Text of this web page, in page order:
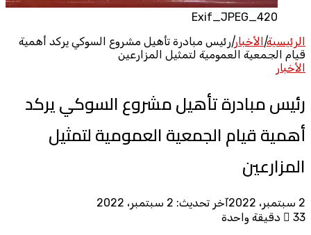
Exif_JPEG_420
الرئيسية|الأخبار|رئيس مبادرة تأهيل مشروع السوكي يركد أهمية
قيام الجمعية العمومية لتمثيل المزارعين
الأخبار
رئيس مبادرة تأهيل مشروع السوكي يركد
أهمية قيام الجمعية العمومية لتمثيل
المزارعين
2 سبتمبر، 2022
آخر تحديث: 2 سبتمبر، 2022
33
دقيقة واحدة